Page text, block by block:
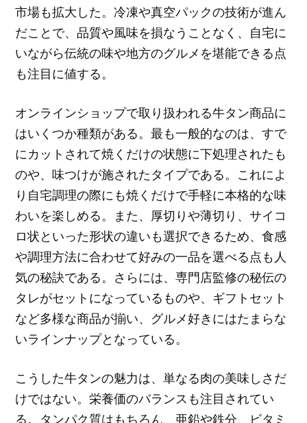
市場も拡大した。冷凍や真空パックの技術が進ん
だことで、品質や風味を損なうことなく、自宅に
いながら伝統の味や地方のグルメを堪能できる点
も注目に値する。
オンラインショップで取り扱われる牛タン商品に
はいくつか種類がある。最も一般的なのは、すで
にカットされて焼くだけの状態に下処理されたも
のや、味つけが施されたタイプである。これによ
り自宅調理の際にも焼くだけで手軽に本格的な味
わいを楽しめる。また、厚切りや薄切り、サイコ
ロ状といった形状の違いも選択できるため、食感
や調理方法に合わせて好みの一品を選べる点も人
気の秘訣である。さらには、専門店監修の秘伝の
タレがセットになっているものや、ギフトセット
など多様な商品が揃い、グルメ好きにはたまらな
いラインナップとなっている。
こうした牛タンの魅力は、単なる肉の美味しさだ
けではない。栄養価のバランスも注目されてい
る。タンパク質はもちろん、亜鉛や鉄分、ビタミ